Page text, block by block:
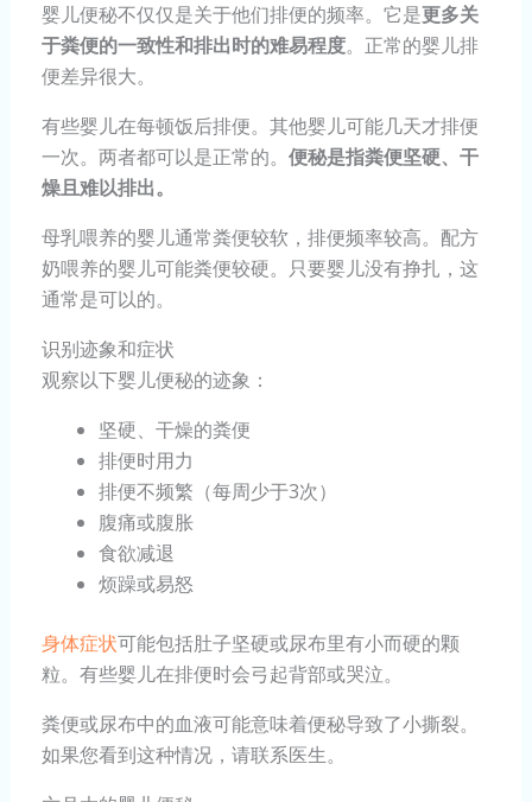
婴儿便秘不仅仅是关于他们排便的频率。它是更多关
于粪便的一致性和排出时的难易程度。正常的婴儿排
便差异很大。
有些婴儿在每顿饭后排便。其他婴儿可能几天才排便
一次。两者都可以是正常的。 便秘是指粪便坚硬、干
燥且难以排出。
母乳喂养的婴儿通常粪便较软，排便频率较高。配方
奶喂养的婴儿可能粪便较硬。只要婴儿没有挣扎，这
通常是可以的。
识别迹象和症状
观察以下婴儿便秘的迹象：
坚硬、干燥的粪便
排便时用力
排便不频繁（每周少于3次）
腹痛或腹胀
食欲减退
烦躁或易怒
身体症状可能包括肚子坚硬或尿布里有小而硬的颗
粒。有些婴儿在排便时会弓起背部或哭泣。
粪便或尿布中的血液可能意味着便秘导致了小撕裂。
如果您看到这种情况，请联系医生。